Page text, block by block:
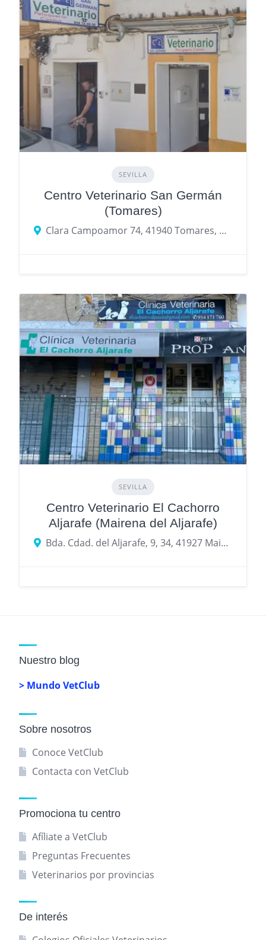
SEVILLA
Centro Veterinario San Germán
(Tomares)
Clara Campoamor 74, 41940 Tomares, provincia de Sevilla, España
SEVILLA
Centro Veterinario El Cachorro
Aljarafe (Mairena del Aljarafe)
Bda. Cdad. del Aljarafe, 9, 34, 41927 Mairena del Aljarafe, Sevilla
Nuestro blog
> Mundo VetClub
Sobre nosotros
Conoce VetClub
Contacta con VetClub
Promociona tu centro
Afíliate a VetClub
Preguntas Frecuentes
Veterinarios por provincias
De interés